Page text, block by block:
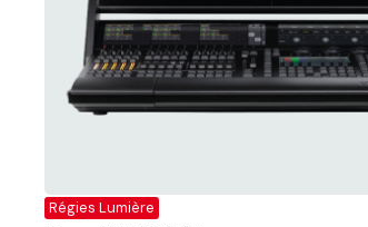
Régies Lumière